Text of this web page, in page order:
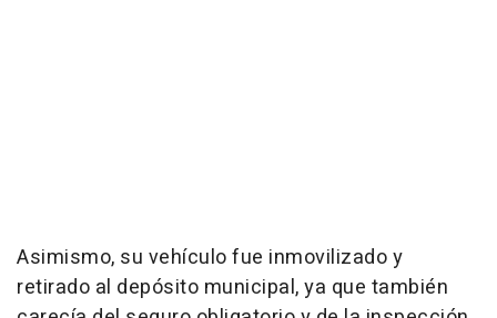
Asimismo, su vehículo fue inmovilizado y
retirado al depósito municipal, ya que también